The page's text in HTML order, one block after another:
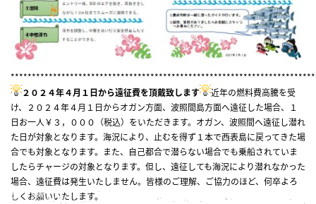
２０２４年４月１日から遠征費を頂戴致します
近年の燃料費高騰を受
け、２０２４年４月１日からオガン方面、波照間島方面へ遠征した場合、１
日お一人￥３，０００（税込）をいただきます。オガン、波照間へ遠征し潜れ
た日が対象となります。海況により、止むを得ず１本で西表島に戻ってきた場
合でも対象となります。また、自己都合で潜らない場合でも乗船されていま
したらチャージの対象となります。但し、遠征しても海況により潜れなかった
場合、遠征費は発生いたしません。皆様のご理解、ご協力のほど、何卒よろ
しくお願いいたします。